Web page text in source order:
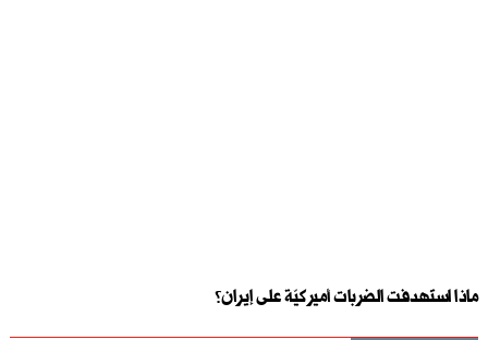
ماذا استهدفت الضربات أميركيّة على إيران؟